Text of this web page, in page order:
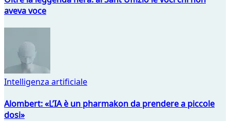
aveva voce
Intelligenza artificiale
Alombert: «L’IA è un pharmakon da prendere a piccole
dosi»